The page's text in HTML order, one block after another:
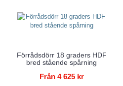
Förrådsdörr 18 graders HDF
bred stående spårning
Från 4 625 kr